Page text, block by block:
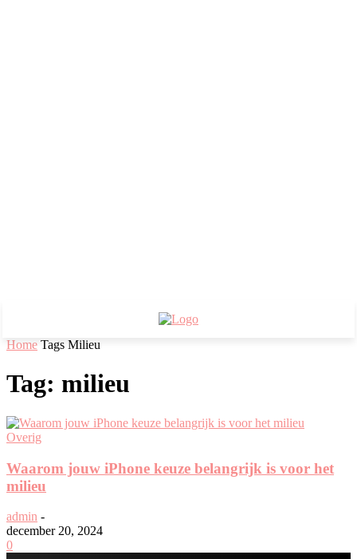
Home Tags Milieu
Tag: milieu
Overig
Waarom jouw iPhone keuze belangrijk is voor het
milieu
admin -
december 20, 2024
0